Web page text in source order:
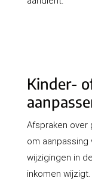
Kinder-
Afspraken over
om
wijzigingen in
inkomen wijzigt.